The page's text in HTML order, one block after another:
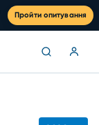
Пройти опитування